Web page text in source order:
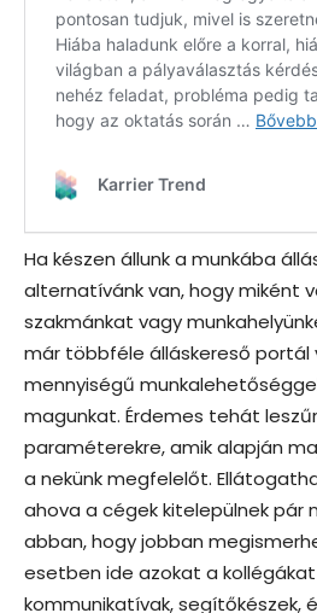
Ha készen állunk a munkába
alternatívánk van, hogy miként
szakmánkat vagy
már többféle álláskereső portál
mennyiségű
magunkat. Érdemes tehát
paraméterekre, amik alapján
a nekünk megfelelőt.
ahova a cégek kitelepülnek pár
abban, hogy jobban
esetben ide azokat a kollégákat
kommunikatívak, segítőkészek,